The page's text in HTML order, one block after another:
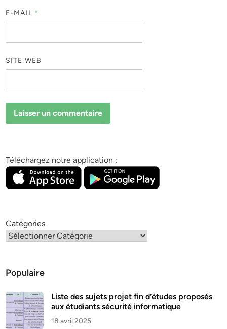
E-MAIL *
SITE WEB
Téléchargez notre application :
Catégories
Populaire
Liste des sujets projet fin d’études proposés
aux étudiants sécurité informatique
18 avril 2025